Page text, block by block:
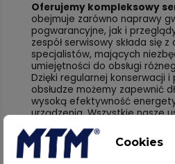
Oferujemy kompleksowy
obejmuje zarówno naprawy
pogwarancyjne, jak i
zespół serwisowy składa się
specjalistów, mających
umiejętności do obsługi
Dzięki regularnej konserwacji
obsłudze możemy zapewnić
wysoką efektywność
urządzenia. Wszystkie nasze
zgodnie z najwyższymi
potwierdza posiadana przez
Cookies